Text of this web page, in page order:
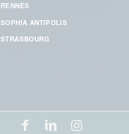
RENNES
SOPHIA ANTIPOLIS
STRASBOURG